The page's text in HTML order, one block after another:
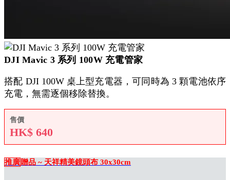
DJI Mavic 3 系列 100W 充電管家
搭配 DJI 100W 桌上型充電器，可同時為 3 顆電池依序
充電，無需逐個移除替換。
售價
HK$ 640
推廣贈品 ~ 天祥精美鏡頭布 30x30cm